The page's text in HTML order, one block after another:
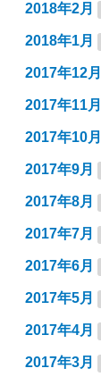
2018年2月
2018年1月
2017年12月
2017年11月
2017年10月
2017年9月
2017年8月
2017年7月
2017年6月
2017年5月
2017年4月
2017年3月